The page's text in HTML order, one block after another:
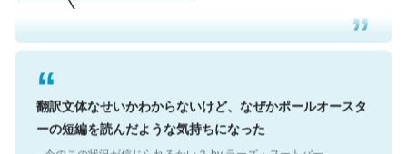
翻訳文体なせいかわからないけど、なぜかポールオースタ
ーの短編を読んだような気持ちになった
─今のこの状況が信じられるかい？ by ラーズ・ヌートバー